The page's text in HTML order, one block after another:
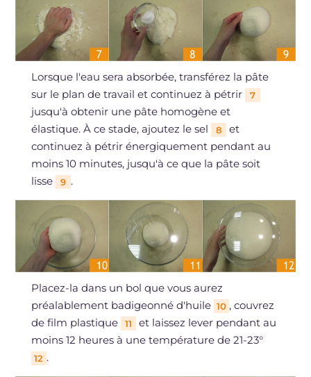
Lorsque l'eau sera absorbée, transférez la pâte
sur le plan de travail et continuez à pétrir
7
jusqu'à obtenir une pâte homogène et
élastique. À ce stade, ajoutez le sel
8
et
continuez à pétrir énergiquement pendant au
moins 10 minutes, jusqu'à ce que la pâte soit
lisse
9 .
Placez-la dans un bol que vous aurez
préalablement badigeonné d'huile 10 , couvrez
de film plastique
11
et laissez lever pendant au
moins 12 heures à une température de 21-23°
12 .